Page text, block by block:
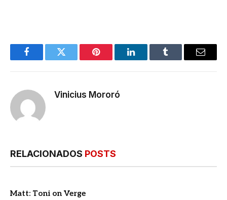
FacebookTwitter Pinterest LinkedInTumblr
E-
Vinicius Mororó
RELACIONADOS POSTS
Matt: Toni on Verge